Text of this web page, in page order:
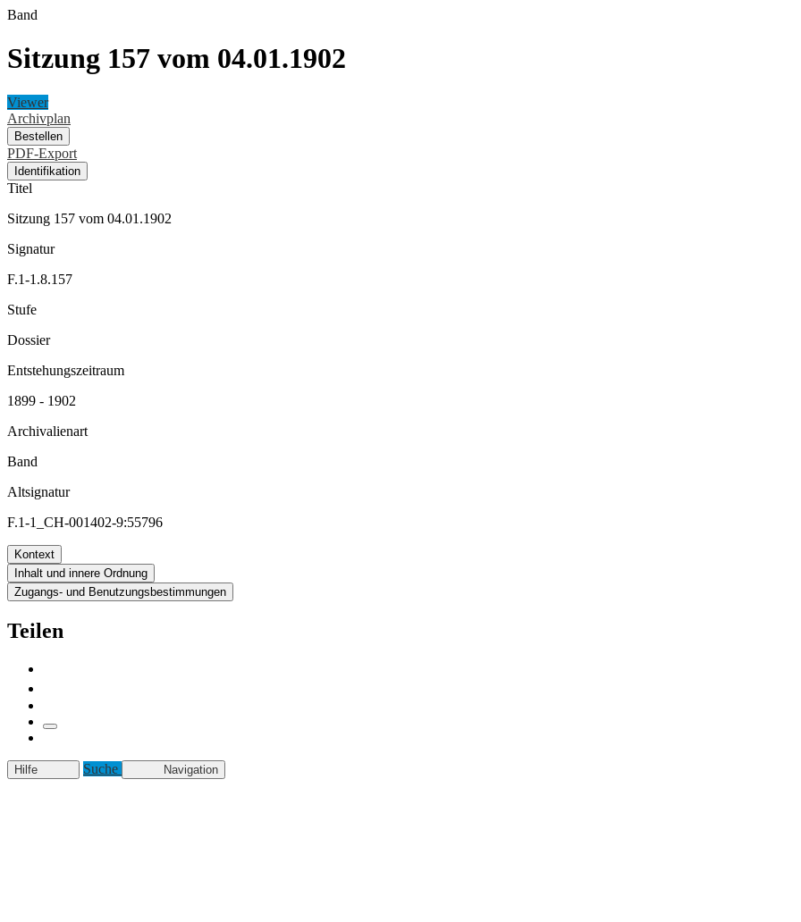
Band
Sitzung 157 vom 04.01.1902
Viewer
Archivplan
Bestellen
PDF-Export
Identifikation
Titel
Sitzung 157 vom 04.01.1902
Signatur
F.1-1.8.157
Stufe
Dossier
Entstehungszeitraum
1899 - 1902
Archivalienart
Band
Altsignatur
F.1-1_CH-001402-9:55796
Kontext
Inhalt und innere Ordnung
Zugangs- und Benutzungsbestimmungen
Teilen
Hilfe Suche Navigation